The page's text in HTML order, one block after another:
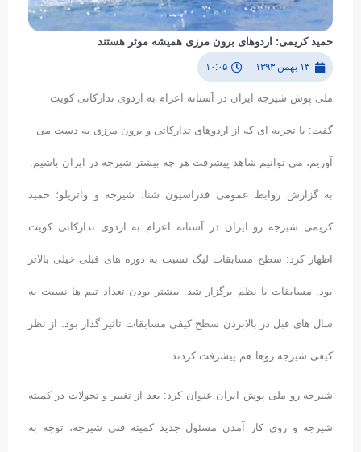
حمید کریمی: اردوهای برون مرزی همیشه موثر هستند
۱۳ بهمن ۱۳۹۳ ۱۰:۰۵
ملی پوش شیرجه ایران در آستانه اعزام به اردوی تدارکاتی کویت
گفت: با تجربه ای که از اردوهای تدارکاتی و برون مرزی به دست می
آوریم، می توانیم شاهد پیشرفت هر چه بیشتر شیرجه در ایران باشیم.
به گزارش روابط عمومی فدراسیون شنا، شیرجه و واترپلو؛ حمید
کریمی شیرجه رو ایران در آستانه اعزام به اردوی تدارکاتی کویت
اظهار کرد: سطح مسابقات لیگ نسبت به دوره های قبلی خیلی بالاتر
بود. مسابقات با نظم برگزار شد. بیشتر بودن تعداد تیم ها نسبت به
سال های قبل در بالابردن سطح کیفی مسابقات تاثیر گذار بود. از نظر
کیفی شیرجه روها هم پیشرفت کردند.
شیرجه رو ملی پوش ایران عنوان کرد: بعد از تغییر و تحولات در کمیته
شیرجه و روی کار آمدن مسئول جدید کمیته فنی شیرجه، توجه به